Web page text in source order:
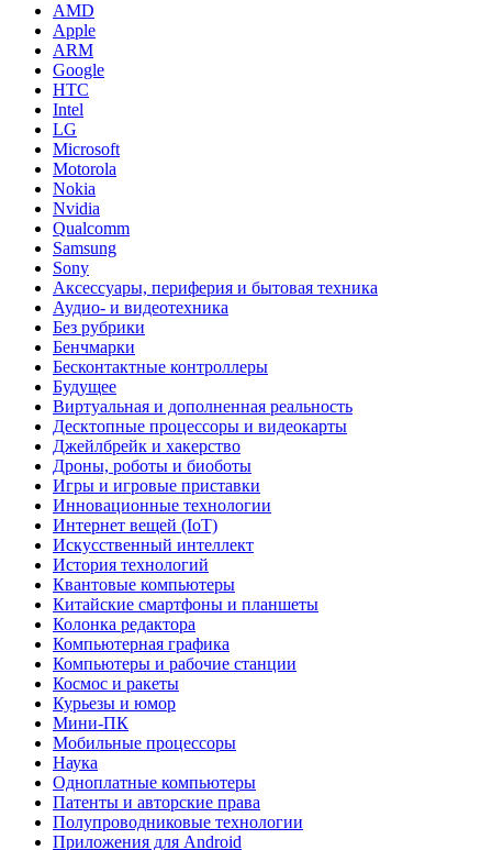
AMD
Apple
ARM
Google
HTC
Intel
LG
Microsoft
Motorola
Nokia
Nvidia
Qualcomm
Samsung
Sony
Аксессуары, периферия и бытовая техника
Аудио- и видеотехника
Без рубрики
Бенчмарки
Бесконтактные контроллеры
Будущее
Виртуальная и дополненная реальность
Десктопные процессоры и видеокарты
Джейлбрейк и хакерство
Дроны, роботы и биоботы
Игры и игровые приставки
Инновационные технологии
Интернет вещей (IoT)
Искусственный интеллект
История технологий
Квантовые компьютеры
Китайские смартфоны и планшеты
Колонка редактора
Компьютерная графика
Компьютеры и рабочие станции
Космос и ракеты
Курьезы и юмор
Мини-ПК
Мобильные процессоры
Наука
Одноплатные компьютеры
Патенты и авторские права
Полупроводниковые технологии
Приложения для Android